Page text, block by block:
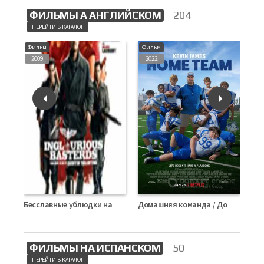
ФИЛЬМЫ А АНГЛИЙСКОМ 204
ПЕРЕЙТИ В КАТАЛОГ
Фильм
2009
Фильм
2022
Домашняя команда / Домашняя игра (Home Team)
ФИЛЬМЫ НА ИСПАНСКОМ 50
ПЕРЕЙТИ В КАТАЛОГ